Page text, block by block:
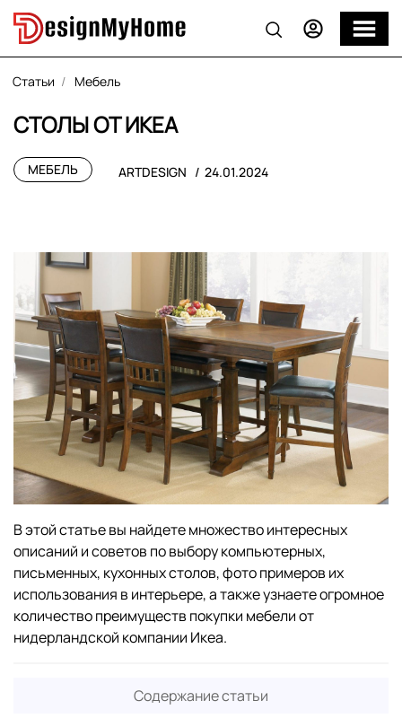
Статьи Мебель
СТОЛЫ ОТ ИКЕА
МЕБЕЛЬ ARTDESIGN 24.01.2024
В этой статье вы найдете множество интересных
описаний и советов по выбору компьютерных,
письменных, кухонных столов, фото примеров их
использования в интерьере, а также узнаете огромное
количество преимуществ покупки мебели от
нидерландской компании Икеа.
Содержание статьи